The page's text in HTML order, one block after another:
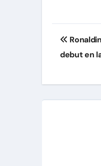
de
debut en